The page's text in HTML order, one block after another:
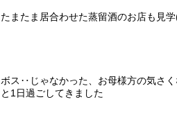
たまたま居合わせた蒸留酒のお店も見
ボス‥じゃなかった、お母様方の気さ
と1日過ごしてきました